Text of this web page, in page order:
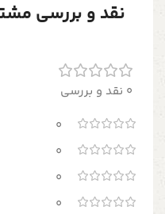
نقد و بررسی
0 نقد و بررسی
0
0
0
0